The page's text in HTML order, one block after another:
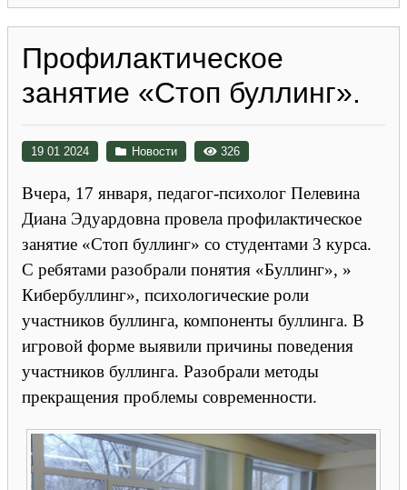
Профилактическое
занятие «Стоп буллинг».
19 01 2024 Новости 326
Вчера, 17 января, педагог-психолог Пелевина
Диана Эдуардовна провела профилактическое
занятие «Стоп буллинг» со студентами 3 курса.
С ребятами разобрали понятия «Буллинг», »
Кибербуллинг», психологические роли
участников буллинга, компоненты буллинга. В
игровой форме выявили причины поведения
участников буллинга. Разобрали методы
прекращения проблемы современности.